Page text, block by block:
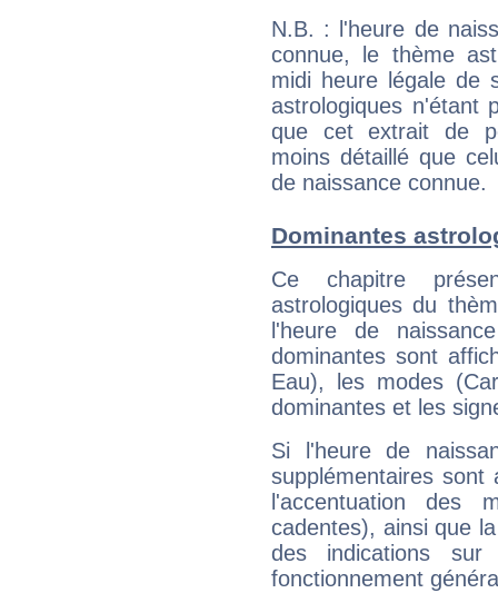
N.B. : l'heure de
connue, le thème
midi heure légale de
astrologiques n'étant
que cet extrait de
moins détaillé que
de naissance connue.
Dominantes
Ce chapitre
astrologiques du
l'heure de
dominantes sont
Eau), les modes
dominantes et les
Si l'heure de
supplémentaires sont
l'accentuation des
cadentes), ainsi que
des indications sur
fonctionnement